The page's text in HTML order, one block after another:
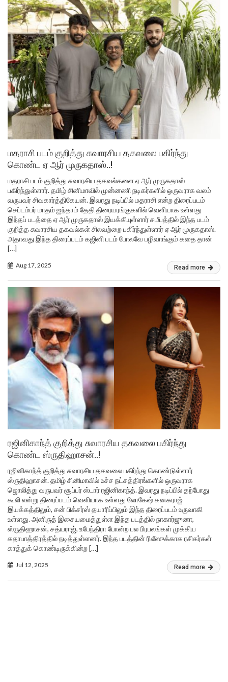
மதராசி படம் குறித்து சுவாரசிய தகவலை பகிர்ந்து
கொண்ட ஏ ஆர் முருகதாஸ்..!
மதராசி படம் குறித்து சுவாரசிய தகவல்களை ஏ ஆர் முருகதாஸ்
பகிர்ந்துள்ளார். தமிழ் சினிமாவில் முன்னணி நடிகர்களில் ஒருவராக வலம்
வருபவர் சிவகார்த்திகேயன். இவரது நடிப்பில் மதராசி என்ற திரைப்படம்
செப்டம்பர் மாதம் ஐந்தாம் தேதி திரையரங்குகளில் வெளியாக உள்ளது
இந்தப் படத்தை ஏ ஆர் முருகதாஸ் இயக்கியுள்ளார் சமீபத்தில் இந்த படம்
குறித்த சுவாரசிய தகவல்கள் சிலவற்றை பகிர்ந்துள்ளார் ஏ ஆர் முருகதாஸ்.
அதாவது இந்த திரைப்படம் கஜினி படம் போலவே பழிவாங்கும் கதை தான்
[…]
Aug 17, 2025 Read more
ரஜினிகாந்த் குறித்து சுவாரசிய தகவலை பகிர்ந்து
கொண்ட ஸ்ருதிஹாசன்..!
ரஜினிகாந்த் குறித்து சுவாரசிய தகவலை பகிர்ந்து கொண்டுள்ளார்
ஸ்ருதிஹாசன். தமிழ் சினிமாவில் உச்ச நட்சத்திரங்களில் ஒருவராக
ஜொலித்து வருபவர் சூப்பர் ஸ்டார் ரஜினிகாந்த். இவரது நடிப்பில் தற்போது
கூலி என்று திரைப்படம் வெளியாக உள்ளது லோகேஷ் கனகராஜ்
இயக்கத்திலும், சன் பிக்சர்ஸ் தயாரிப்பிலும் இந்த திரைப்படம் உருவாகி
உள்ளது. அனிருத் இசையமைத்துள்ள இந்த படத்தில் நாகார்ஜுனா,
ஸ்ருதிஹாசன், சத்யராஜ், உபேந்திரா போன்ற பல பிரபலங்கள் முக்கிய
கதாபாத்திரத்தில் நடித்துள்ளனர். இந்த படத்தின் ரிலீஸுக்காக ரசிகர்கள்
காத்துக் கொண்டிருக்கின்ற […]
Jul 12, 2025 Read more